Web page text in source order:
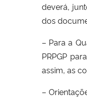
deverá,
dos
– Para a
PRPGP
assim, as
–